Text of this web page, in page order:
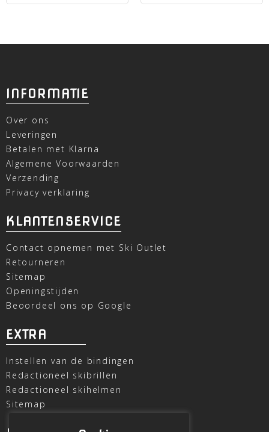
INFORMATIE
Over ons
Leveringen
Betalen met Klarna
Algemene Voorwaarden
Verzending
Privacy verklaring
KLANTENSERVICE
Contact opnemen met Ski Outlet
Retourneren
Sitemap
Openingstijden
Beoordeel ons op Google
EXTRA
Instellen van de bindingen
Redactioneel skibrillen
Redactioneel skihelmen
Sitemap